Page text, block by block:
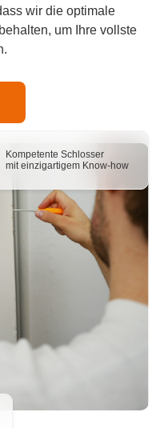
Kompetente Schlosser
mit einzigartigem Know-how
wir die optimale
um Ihre vollste